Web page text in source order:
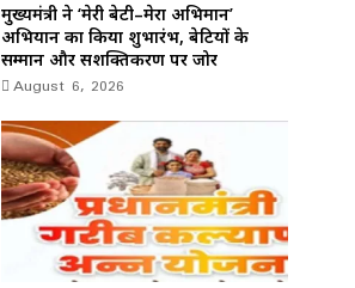
मुख्यमंत्री ने ‘मेरी बेटी–मेरा अभिमान’
अभियान का किया शुभारंभ, बेटियों के
सम्मान और सशक्तिकरण पर जोर
August 6, 2026